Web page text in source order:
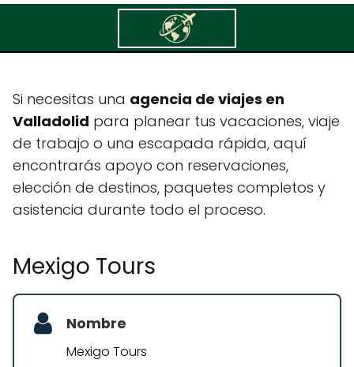
Mexigo Tours
Si necesitas una agencia de viajes en
Valladolid para planear tus vacaciones, viaje
de trabajo o una escapada rápida, aquí
encontrarás apoyo con reservaciones,
elección de destinos, paquetes completos y
asistencia durante todo el proceso.
Mexigo Tours
Nombre
Mexigo Tours